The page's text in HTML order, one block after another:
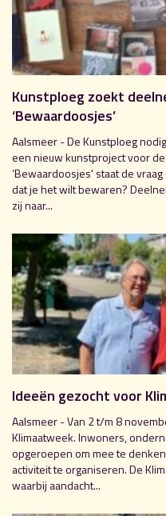
Kunstploeg zoekt
‘Bewaardoosjes’
Aalsmeer - De Kunstploeg
een nieuw kunstproject voor
‘Bewaardoosjes' staat de
dat je het wilt bewaren?
zij naar...
Ideeën gezocht voor
Aalsmeer - Van 2 t/m 8
Klimaatweek. Inwoners,
opgeroepen om mee te
activiteit te organiseren. De
waarbij aandacht...